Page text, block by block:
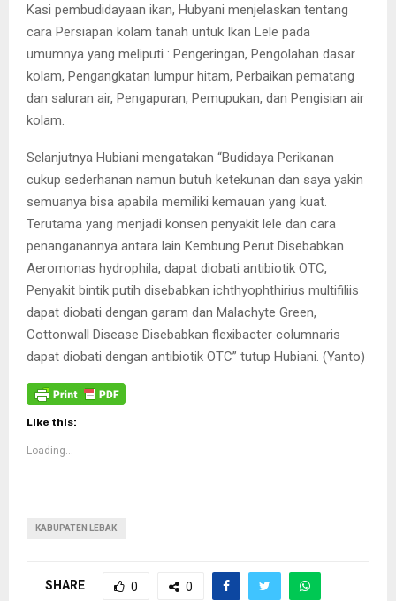
Kasi pembudidayaan ikan, Hubyani menjelaskan tentang
cara Persiapan kolam tanah untuk Ikan Lele pada
umumnya yang meliputi : Pengeringan, Pengolahan dasar
kolam, Pengangkatan lumpur hitam, Perbaikan pematang
dan saluran air, Pengapuran, Pemupukan, dan Pengisian air
kolam.
Selanjutnya Hubiani mengatakan “Budidaya Perikanan
cukup sederhanan namun butuh ketekunan dan saya yakin
semuanya bisa apabila memiliki kemauan yang kuat.
Terutama yang menjadi konsen penyakit lele dan cara
penanganannya antara lain Kembung Perut Disebabkan
Aeromonas hydrophila, dapat diobati antibiotik OTC,
Penyakit bintik putih disebabkan ichthyophthirius multifiliis
dapat diobati dengan garam dan Malachyte Green,
Cottonwall Disease Disebabkan flexibacter columnaris
dapat diobati dengan antibiotik OTC” tutup Hubiani. (Yanto)
Like this:
Loading...
KABUPATEN LEBAK
SHARE 0 0